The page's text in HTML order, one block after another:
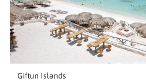
Giftun Islands